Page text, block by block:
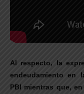
Al respecto, la
endeudamiento en
PBI mientras que,